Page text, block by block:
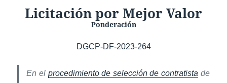
Licitación por Mejor Valor
Ponderación
DGCP-DF-2023-264
En el procedimiento de selección de contratista de